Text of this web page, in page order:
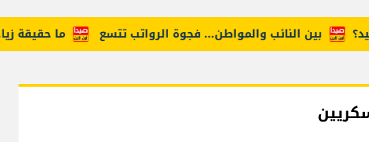
ما حقيقة زيادة بين النائب والمواطن... فجوة الرواتب تتسع